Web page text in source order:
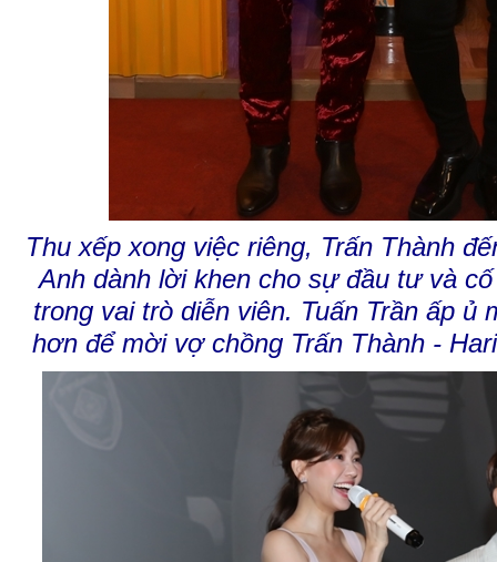
Thu xếp xong việc riêng, Trấn Thành
Anh dành lời khen cho sự đầu tư và
trong vai trò diễn viên. Tuấn Trần ấp ủ
hơn để mời vợ chồng Trấn Thành -